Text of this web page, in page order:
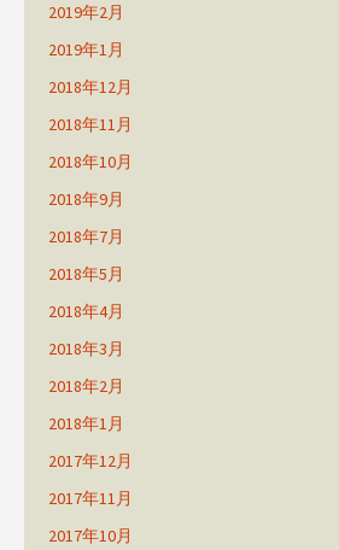
2019年2月
2019年1月
2018年12月
2018年11月
2018年10月
2018年9月
2018年7月
2018年5月
2018年4月
2018年3月
2018年2月
2018年1月
2017年12月
2017年11月
2017年10月